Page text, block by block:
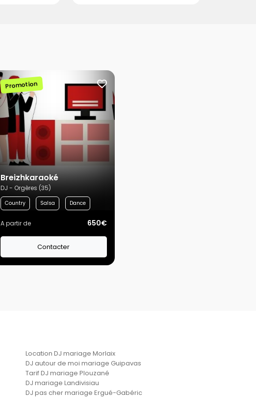
Promotion
Breizhkaraoké
DJ - Orgères (35)
Country Salsa Dance
A partir de 650€
Contacter
Location DJ mariage Morlaix
DJ autour de moi mariage Guipavas
Tarif DJ mariage Plouzané
DJ mariage Landivisiau
DJ pas cher mariage Ergué-Gabéric